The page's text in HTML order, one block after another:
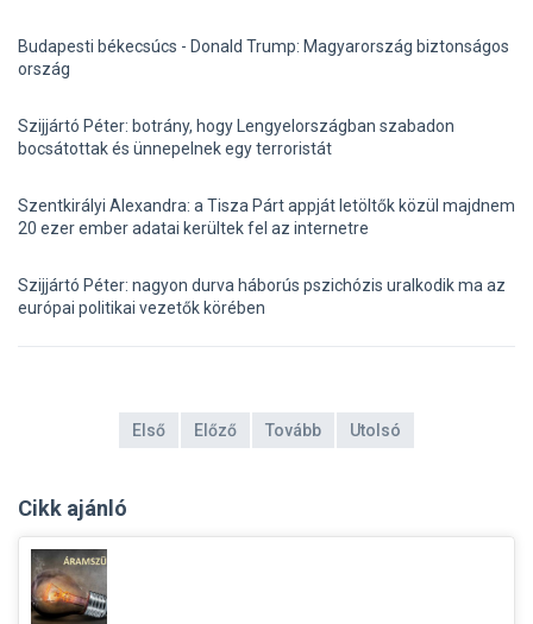
Budapesti békecsúcs - Donald Trump: Magyarország biztonságos
ország
Szijjártó Péter: botrány, hogy Lengyelországban szabadon
bocsátottak és ünnepelnek egy terroristát
Szentkirályi Alexandra: a Tisza Párt appját letöltők közül majdnem
20 ezer ember adatai kerültek fel az internetre
Szijjártó Péter: nagyon durva háborús pszichózis uralkodik ma az
európai politikai vezetők körében
Első Előző Tovább Utolsó
Cikk ajánló